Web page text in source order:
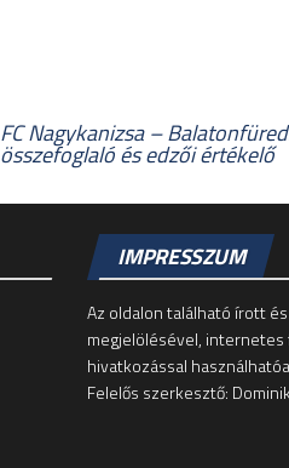
FC Nagykanizsa –
összefoglaló és edzői értékelő
IMPRESSZUM
Az oldalon található írott
megjelölésével,
hivatkozással
Felelős szerkesztő: